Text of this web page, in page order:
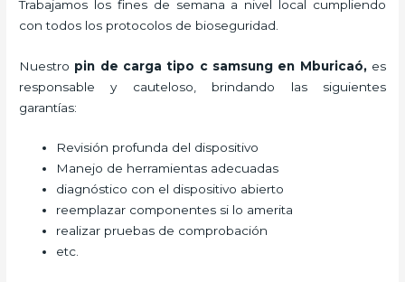
Trabajamos los fines de semana a nivel local cumpliendo
con todos los protocolos de bioseguridad.
Nuestro pin de carga tipo c samsung en Mburicaó, es
responsable y cauteloso, brindando las siguientes
garantías:
Revisión profunda del dispositivo
Manejo de herramientas adecuadas
diagnóstico con el dispositivo abierto
reemplazar componentes si lo amerita
realizar pruebas de comprobación
etc.